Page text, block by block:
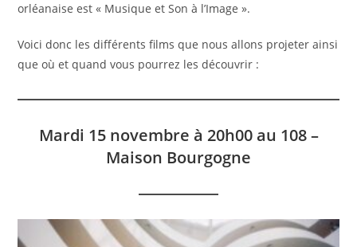
orléanaise est « Musique et Son à l’Image ».
Voici donc les différents films que nous allons projeter ainsi
que où et quand vous pourrez les découvrir :
Mardi 15 novembre à 20h00 au 108 –
Maison Bourgogne